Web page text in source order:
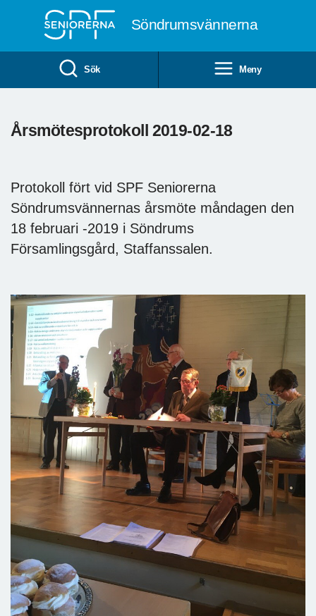
Söndrumsvännerna
Sök Meny
Årsmötesprotokoll 2019-02-18
Protokoll fört vid SPF Seniorerna
Söndrumsvännernas årsmöte måndagen den
18 februari -2019 i Söndrums
Församlingsgård, Staffanssalen.